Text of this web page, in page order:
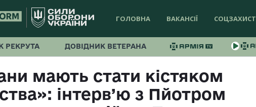
ГОЛОВНА ВАКАНСІЇ СОЦЗАХИСТ
РЕКРУТА ДОВІДНИК ВЕТЕРАНА
мають стати кістяком
інтерв’ю з Пйотром